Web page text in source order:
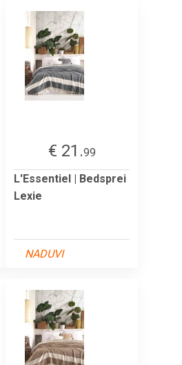
€ 21.99
L'Essentiel | Bedsprei
Lexie
NADUVI